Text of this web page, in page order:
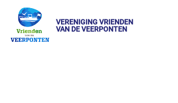
VERENIGING VRIENDEN
VAN DE VEERPONTEN